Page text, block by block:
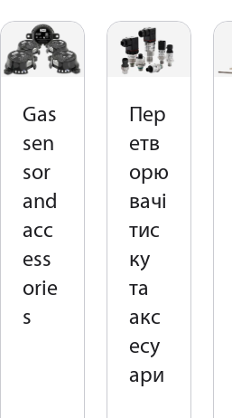
Gas
sen
sor
and
acc
ess
orie
s
Пер
етв
орю
вачі
тис
ку
та
акс
есу
ари